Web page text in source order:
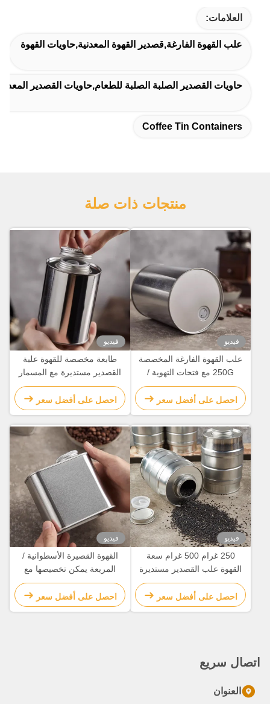
العلامات:
علب القهوة الفارغة,قصدير القهوة المعدنية,حاويات القهوة
حاويات القصدير الصلبة الصلبة للطعام,حاويات القصدير
Coffee Tin Containers
منتجات ذات صلة
فيديو
علب القهوة الفارغة المخصصة
250G مع فتحات التهوية /
صمامات العادم
احصل على أفضل سعر
فيديو
طابعة مخصصة للقهوة علبة
القصدير مستديرة مع المسمار
على الغطاء / صمامات العادم
احصل على أفضل سعر
فيديو
250 غرام 500 غرام سعة
القهوة علب القصدير مستديرة
مع خرطوشة صمام على الغطاء
احصل على أفضل سعر
فيديو
القهوة القصيرة الأسطوانية /
المربعة يمكن تخصيصها مع
ثقوب التهوية
احصل على أفضل سعر
اتصال سريع
العنوان